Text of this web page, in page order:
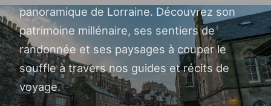
panoramique de Lorraine. Découvrez son
patrimoine millénaire, ses sentiers de
randonnée et ses paysages à couper le
souffle à travers nos guides et récits de
voyage.